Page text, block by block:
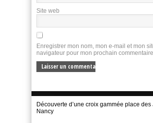
Site web
Enregistrer mon nom, mon e-mail et mon
navigateur pour mon prochain
Découverte d’une croix gammée place des
Nancy